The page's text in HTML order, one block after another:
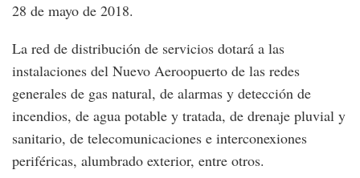
28 de mayo de 2018.
La red de distribución de servicios dotará a las
instalaciones del Nuevo Aeroopuerto de las redes
generales de gas natural, de alarmas y detección de
incendios, de agua potable y tratada, de drenaje pluvial y
sanitario, de telecomunicaciones e interconexiones
periféricas, alumbrado exterior, entre otros.